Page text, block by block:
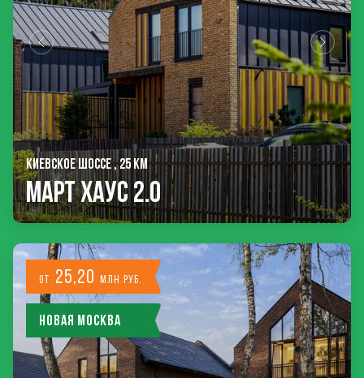
КИЕВСКОЕ ШОССЕ , 25 КМ
Март Хаус 2.0
от 25,20 млн руб.
Новая Москва